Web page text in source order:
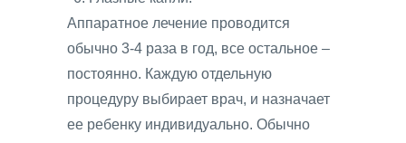
Аппаратное лечение проводится
обычно 3-4 раза в год, все остальное –
постоянно. Каждую отдельную
процедуру выбирает врач, и назначает
ее ребенку индивидуально. Обычно